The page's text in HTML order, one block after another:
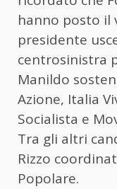
hanno posto il
presidente
centrosinistra
Manildo
Azione, Italia
Socialista e
Tra gli altri
Rizzo
Popolare.